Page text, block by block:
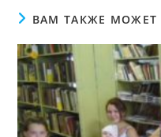
ВАМ ТАКЖЕ МОЖЕТ